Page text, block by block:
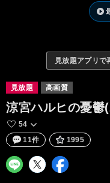
見放題アプリで
見放題 高画質
涼宮ハルヒの憂鬱
54
11件
1995